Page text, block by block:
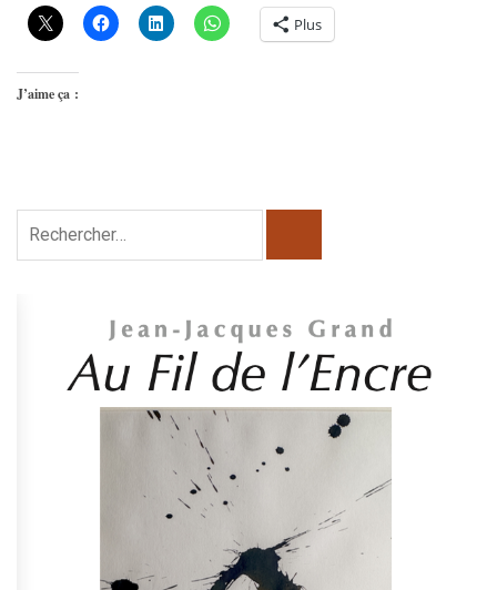
Plus
J’aime ça :